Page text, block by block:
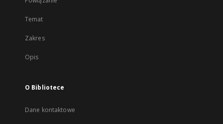
Temat
Zakres
Opis
O Bibliotece
Dane kontaktowe